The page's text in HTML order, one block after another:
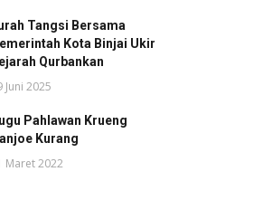
Tangsi Bersama
Kota Binjai Ukir
Qurbankan
Juni 2025
Pahlawan Krueng
Kurang
Maret 2022